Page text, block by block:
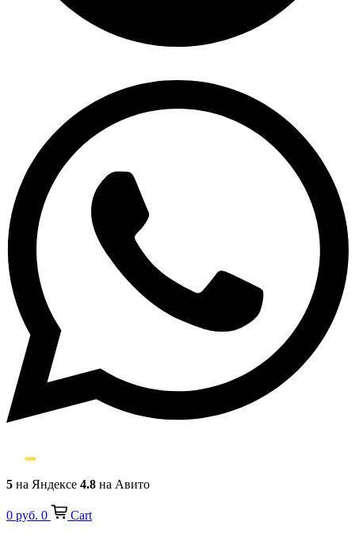
5 на Яндексе 4.8 на Авито
0 руб. 0 Cart